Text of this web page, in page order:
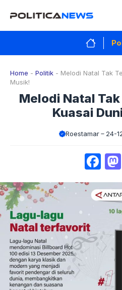
isi
Home - Politik - Melodi Natal Tak
Musik!
Melodi Natal
Kuasai
Roestamar 24-